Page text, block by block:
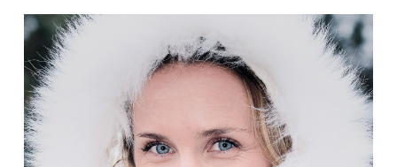
ĮDOMYBĖS
ISTORIJA
KNYGOS